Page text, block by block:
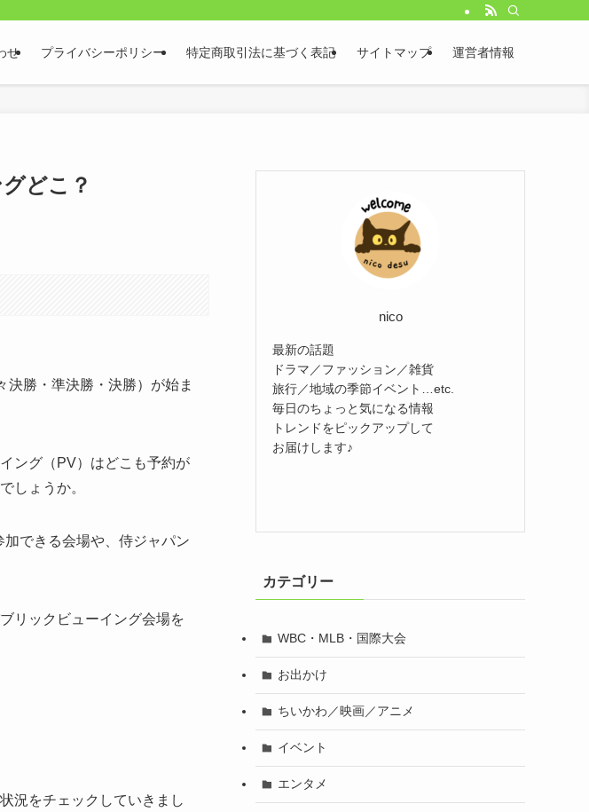
せ プライバシーポリシー 特定商取引法に基づく表記 サイトマップ 運営者情報
どこ？
勝・準決勝・決勝）が始ま
ング（PV）はどこも予約が
しょうか。
できる会場や、侍ジャパン
リックビューイング会場を
況をチェックしていきまし
nico
最新の話題
ドラマ／ファッション／雑貨
旅行／地域の季節イベント…etc.
毎日のちょっと気になる情報
トレンドをピックアップして
お届けします♪
カテゴリー
WBC・MLB・国際大会
お出かけ
ちいかわ／映画／アニメ
イベント
エンタメ